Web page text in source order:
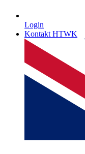
Login
Kontakt HTWK